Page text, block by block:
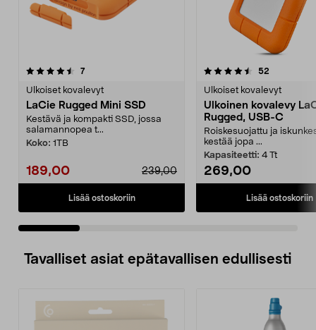
7arvostelut
Ulkoiset kovalevyt
LaCie Rugged Mini SSD
Kestävä ja kompakti SSD, jossa
salamannopea t...
Koko: 1TB
189,00 239,00
Lisää ostoskoriin
4.5 viidestä
52
Ulkoiset kovalevyt
Ulkoinen kovalevy
Rugged, USB-C
Roiskesuojattu ja
kestää jopa ...
Kapasiteetti: 4 Tt
269,00
Lisää ostoskoriin
4.5 viidestä
Tavalliset asiat epätavallisen edullisesti